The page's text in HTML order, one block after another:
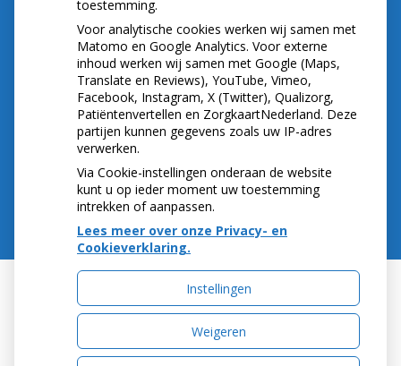
Uw Zorg Online|Beheer
toestemming.
Voor analytische cookies werken wij samen met
Matomo en Google Analytics. Voor externe
inhoud werken wij samen met Google (Maps,
Translate en Reviews), YouTube, Vimeo,
Facebook, Instagram, X (Twitter), Qualizorg,
Patiëntenvertellen en ZorgkaartNederland. Deze
partijen kunnen gegevens zoals uw IP-adres
verwerken.
Via Cookie-instellingen onderaan de website
kunt u op ieder moment uw toestemming
intrekken of aanpassen.
Lees meer over onze Privacy- en
Cookieverklaring.
Instellingen
Weigeren